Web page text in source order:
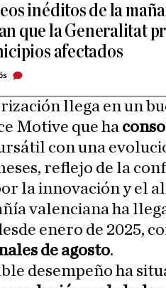
inéditos de la
que la Generalitat
afectados
llega en un
Motive que ha
con una
reflejo de la
la innovación y el
valenciana ha
enero de 2025,
de agosto.
desempeño ha